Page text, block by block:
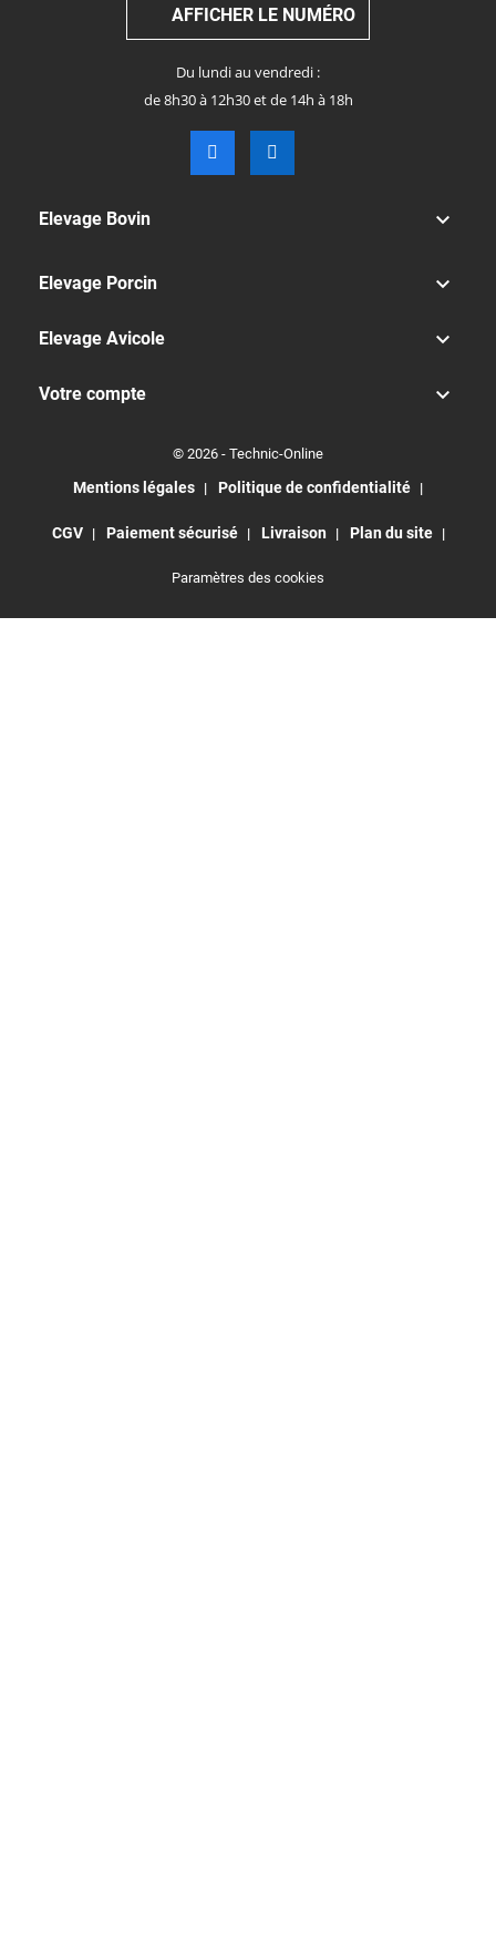
AFFICHER LE NUMÉRO
Du lundi au vendredi :
de 8h30 à 12h30 et de 14h à 18h
Elevage Bovin 
Elevage Porcin 
Elevage Avicole 
Votre compte 
© 2026 - Technic-Online
Mentions légales Politique de confidentialité
CGV Paiement sécurisé Livraison Plan du site
Paramètres des cookies